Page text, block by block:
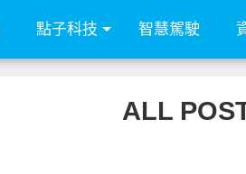
點子科技 智慧駕駛
ALL